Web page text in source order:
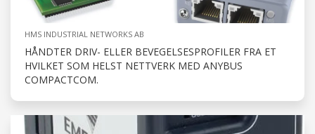
HMS INDUSTRIAL NETWORKS AB
HÅNDTER DRIV- ELLER BEVEGELSESPROFILER FRA ET
HVILKET SOM HELST NETTVERK MED ANYBUS
COMPACTCOM.